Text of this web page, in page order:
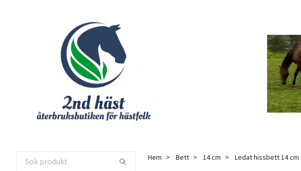
Hem Bett 14 cm Ledat hissbett 14 cm